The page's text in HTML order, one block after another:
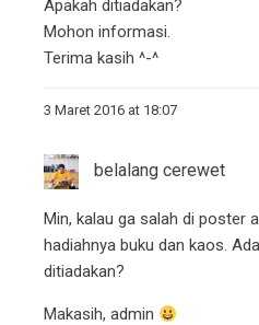
Apakah ditiadakan?
Mohon informasi.
Terima kasih ^-^
3 Maret 2016 at 18:07
belalang cerewet
Min, kalau ga salah di poster
hadiahnya buku dan kaos.
ditiadakan?
Makasih, admin